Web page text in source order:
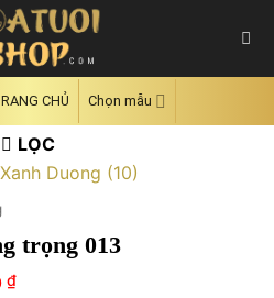
CHỦ Chọn mẫu
LỌC
trọng 013
₫Giá